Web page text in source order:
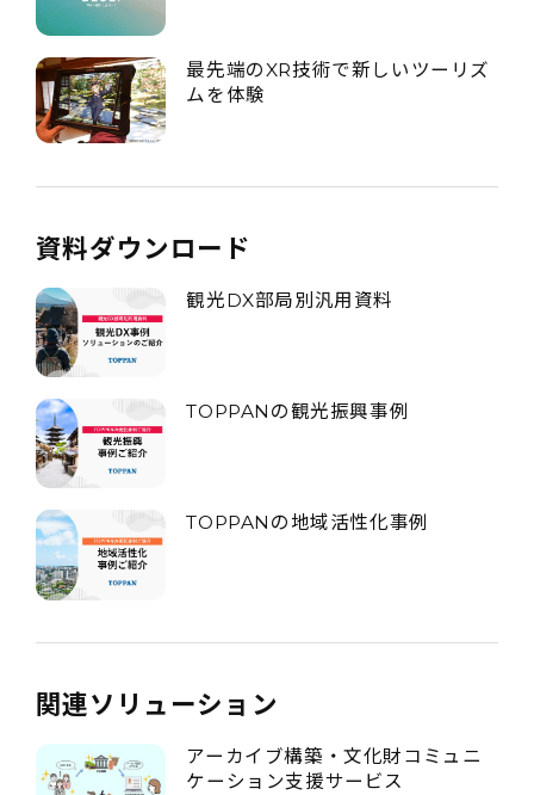
最先端のXR技術で新しいツーリズ
ムを体験
資料ダウンロード
観光DX部局別汎用資料
TOPPANの観光振興事例
TOPPANの地域活性化事例
関連ソリューション
アーカイブ構築・文化財コミュニ
ケーション支援サービス